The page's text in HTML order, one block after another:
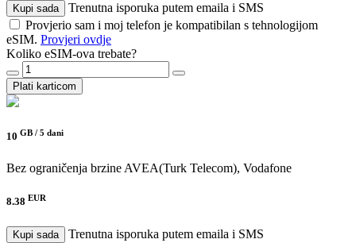
Kupi sada
Trenutna isporuka putem emaila i SMS
Provjerio sam i moj telefon je kompatibilan s tehnologijom
eSIM. Provjeri ovdje
Koliko eSIM-ova trebate?
Plati karticom
10 GB / 5 dani
Bez ograničenja brzine AVEA(Turk Telecom), Vodafone
8.38 EUR
Kupi sada
Trenutna isporuka putem emaila i SMS